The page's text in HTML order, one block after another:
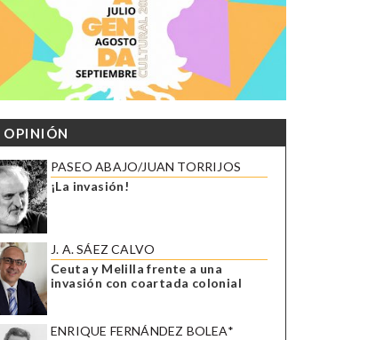
OPINIÓN
PASEO ABAJO/JUAN TORRIJOS
¡La invasión!
J. A. SÁEZ CALVO
Ceuta y Melilla frente a una
invasión con coartada colonial
ENRIQUE FERNÁNDEZ BOLEA*